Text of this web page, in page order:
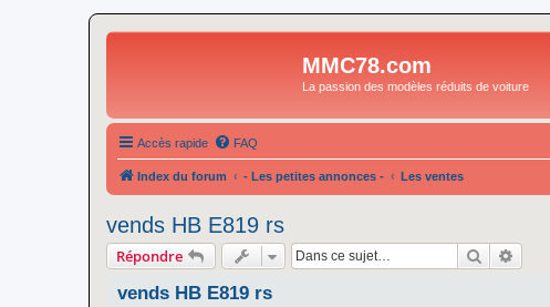
MMC78.com
La passion des modèles réduits de voiture
Accès rapide FAQ
Index du forum - Les petites annonces - Les ventes
vends HB E819 rs
Répondre Rechercher
vends HB E819 rs